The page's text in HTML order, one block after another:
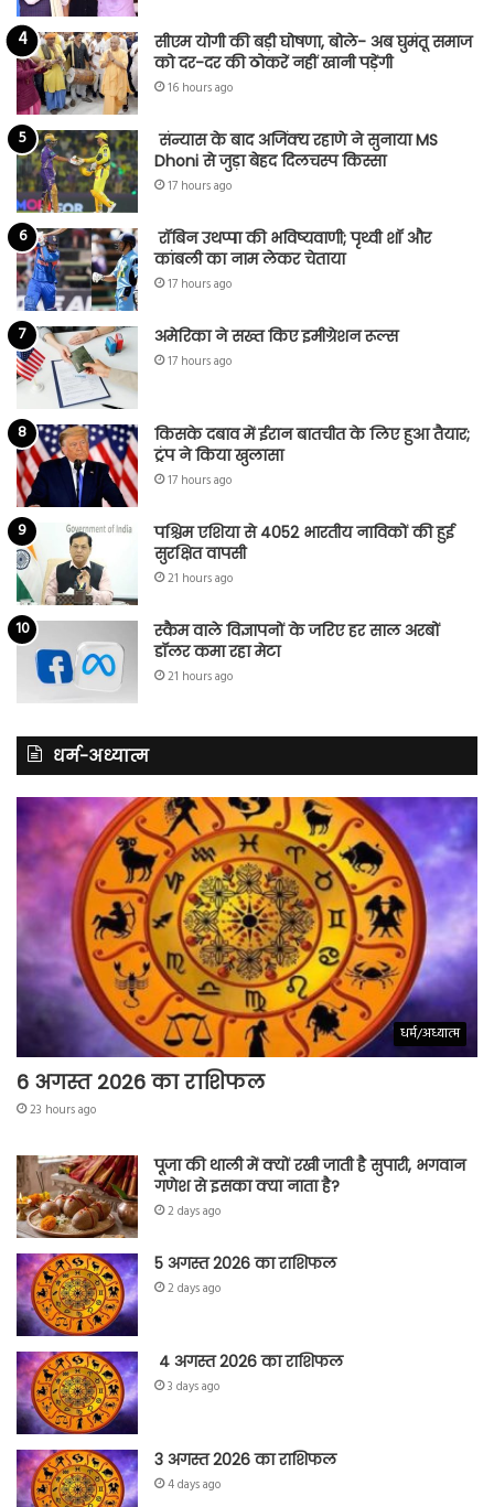
सीएम योगी की बड़ी घोषणा, बोले- अब घुमंतू समाज
को दर-दर की ठोकरें नहीं खानी पड़ेंगी
16 hours ago
संन्यास के बाद अजिंक्‍य रहाणे ने सुनाया MS
Dhoni से जुड़ा बेहद दिलचस्प किस्सा
17 hours ago
रॉबिन उथप्पा की भविष्यवाणी; पृथ्वी शॉ और
कांबली का नाम लेकर चेताया
17 hours ago
अमेरिका ने सख्त किए इमीग्रेशन रूल्स
17 hours ago
किसके दबाव में ईरान बातचीत के लिए हुआ तैयार;
ट्रंप ने किया खुलासा
17 hours ago
पश्चिम एशिया से 4052 भारतीय नाविकों की हुई
सुरक्षित वापसी
21 hours ago
स्कैम वाले विज्ञापनों के जरिए हर साल अरबों
डॉलर कमा रहा मेटा
21 hours ago
धर्म-अध्यात्म
धर्म/अध्यात्म
6 अगस्त 2026 का राशिफल
23 hours ago
पूजा की थाली में क्यों रखी जाती है सुपारी, भगवान
गणेश से इसका क्या नाता है?
2 days ago
5 अगस्त 2026 का राशिफल
2 days ago
4 अगस्त 2026 का राशिफल
3 days ago
3 अगस्त 2026 का राशिफल
4 days ago